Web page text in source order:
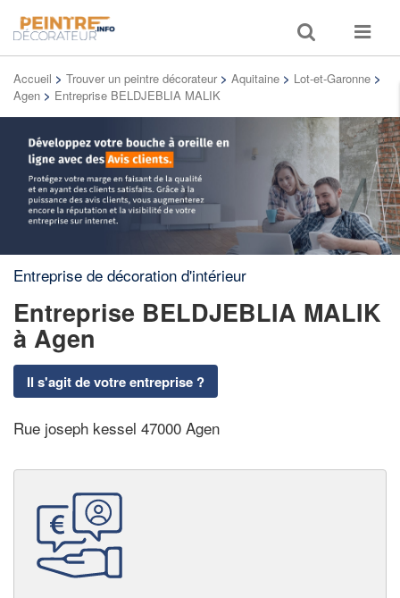
Toggle
search
Toggle
Accueil > Trouver un peintre décorateur > Aquitaine > Lot-et-Garonne >
Agen > Entreprise BELDJEBLIA MALIK
Entreprise de décoration d'intérieur
Entreprise BELDJEBLIA MALIK
à Agen
Il s'agit de votre entreprise ?
Rue joseph kessel 47000 Agen